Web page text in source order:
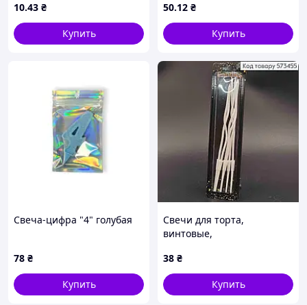
10.43 ₴
Купить
ТМ PELICAN
50.12 ₴
Купить
Свеча-цифра "4" голубая
78 ₴
Купить
Свечи для торта,
винтовые,
6шт/уп., 12+4,5см, Украина
SB67
38 ₴
Купить